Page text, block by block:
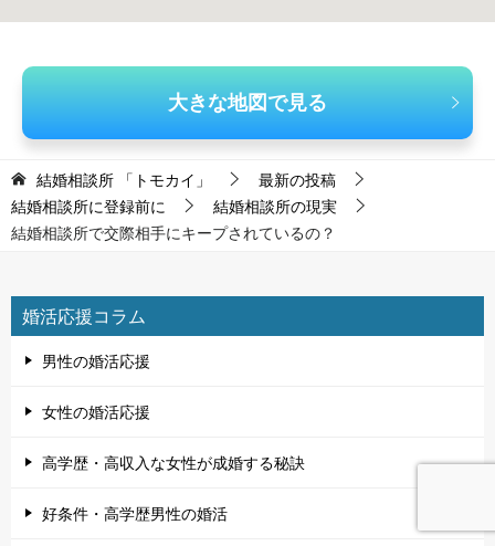
大きな地図で見る
結婚相談所 「トモカイ」
最新の投稿
結婚相談所に登録前に
結婚相談所の現実
結婚相談所で交際相手にキープされているの？
婚活応援コラム
男性の婚活応援
女性の婚活応援
高学歴・高収入な女性が成婚する秘訣
好条件・高学歴男性の婚活